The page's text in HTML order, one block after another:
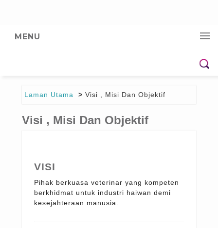
MENU
Laman Utama Visi , Misi Dan Objektif
Visi , Misi Dan Objektif
VISI
Pihak berkuasa veterinar yang kompeten
berkhidmat untuk industri haiwan demi
kesejahteraan manusia.